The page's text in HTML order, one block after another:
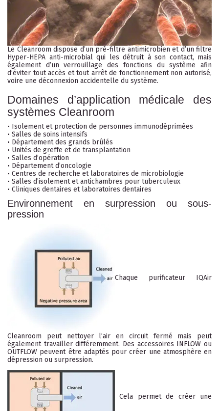
Le Cleanroom dispose d’un pré-filtre antimicrobien et d’un filtre
Hyper-HEPA anti-microbial qui les détruit à son contact, mais
également d’un verrouillage des fonctions du système afin
d’éviter tout accès et tout arrêt de fonctionnement non autorisé,
voire une déconnexion accidentelle du système.
Domaines d’application médicale des
systèmes Cleanroom
• Isolement et protection de personnes immunodéprimées
• Salles de soins intensifs
• Département des grands brûlés
• Unités de greffe et de transplantation
• Salles d’opération
• Département d’oncologie
• Centres de recherche et laboratoires de microbiologie
• Salles d’isolement et antichambres pour tuberculeux
• Cliniques dentaires et laboratoires dentaires
Environnement en surpression ou sous-
pression
Chaque purificateur IQAir
Cleanroom peut nettoyer l’air en circuit fermé mais peut
également travailler différemment. Des accessoires INFLOW ou
OUTFLOW peuvent être adaptés pour créer une atmosphère en
dépression ou surpression.
Cela permet de créer une